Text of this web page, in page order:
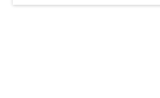
Deutsch